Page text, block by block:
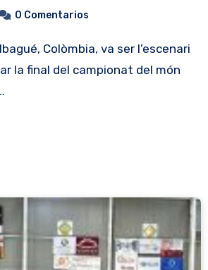
0 Comentarios
la final del campionat del món